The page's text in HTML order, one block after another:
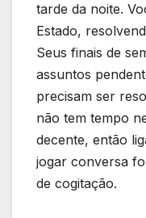
tarde da noite.
Estado,
Seus finais de
assuntos
precisam ser
não tem tempo
decente, então
jogar conversa
de cogitação.